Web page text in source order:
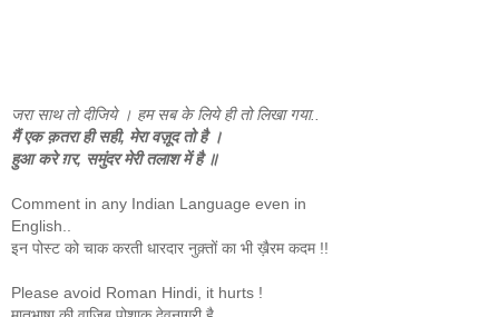
जरा साथ तो दीजिये । हम सब के लिये ही तो लिखा गया..
मैं एक क़तरा ही सही, मेरा वज़ूद तो है ।
हुआ करे ग़र, समुंदर मेरी तलाश में है ॥
Comment in any Indian Language even in
English..
इन पोस्ट को चाक करती धारदार नुक़्तों का भी ख़ैरम कदम !!
Please avoid Roman Hindi, it hurts !